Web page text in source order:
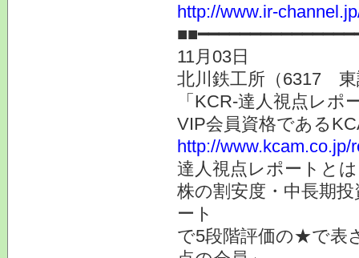
http://www.ir-
11月03日
北川鉄工所（6317 東
「KCR-達人視点レ
VIP会員資格である
http://www.kcam.co.jp/
達人視点レポートと
株の割安度・中長期
ート
で5段階評価の★で表